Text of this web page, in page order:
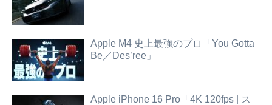
Apple M4 史上最強のプロ「You Gotta
Be／Des’ree」
Apple iPhone 16 Pro「4K 120fps | ス